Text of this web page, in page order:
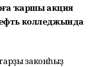
ҡаршы акция
колледжында
законһыҙ